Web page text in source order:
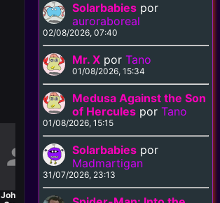
John A.
John A.
Solarbabies por
auroraboreal
02/08/2026, 07:40
Mr. X porTano
01/08/2026, 15:34
Medusa Against the Son
of Hercules porTano
01/08/2026, 15:15
Solarbabies por
Madmartigan
31/07/2026, 23:13